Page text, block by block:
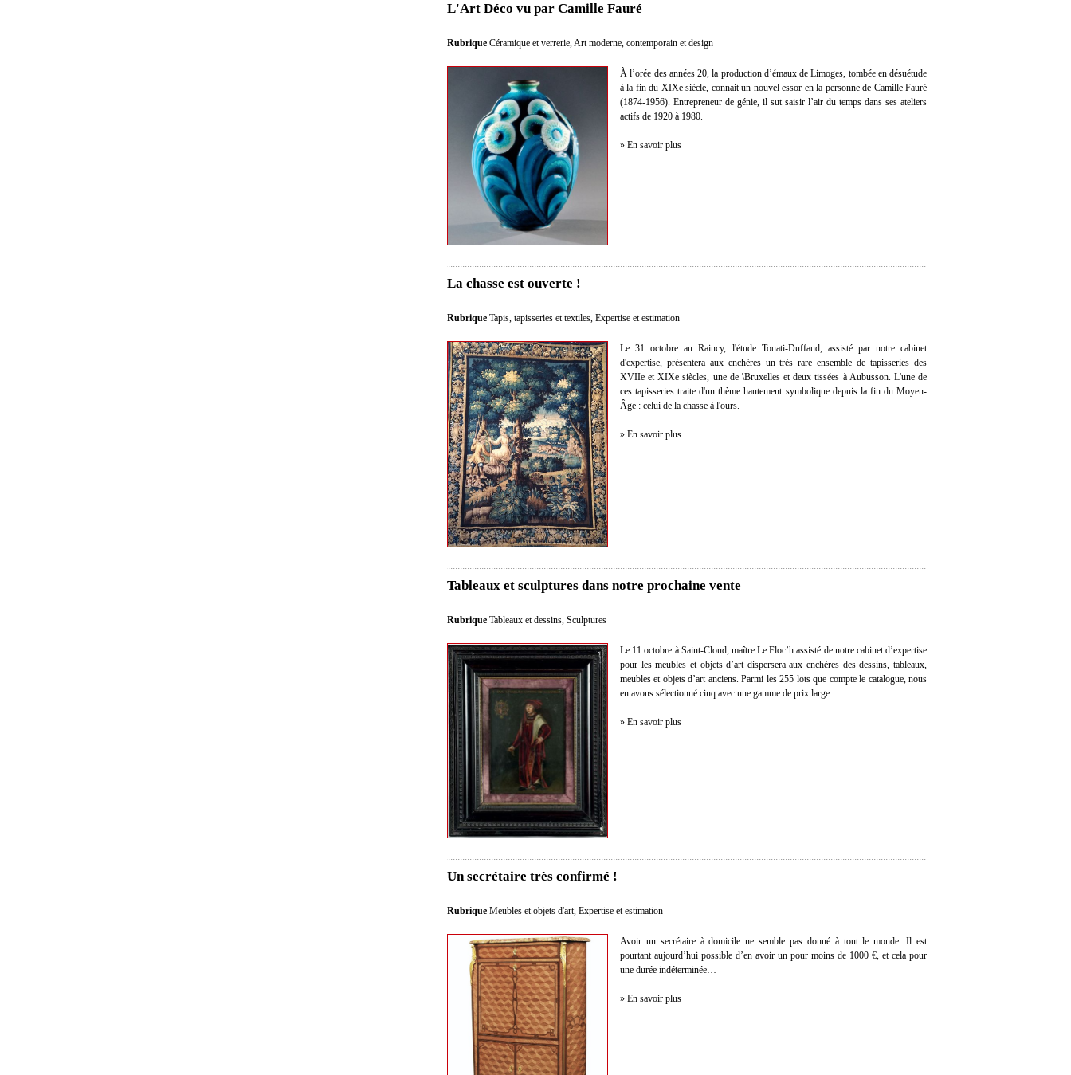
L'Art Déco vu par Camille Fauré
Rubrique Céramique et verrerie,Art moderne, contemporain et design
À l’orée des années 20, la production d’émaux de Limoges, tombée en désuétude
à la fin du XIXe siècle, connait un nouvel essor en la personne de Camille Fauré
(1874-1956). Entrepreneur de génie, il sut saisir l’air du temps dans ses ateliers
actifs de 1920 à 1980.
» En savoir plus
La chasse est ouverte !
Rubrique Tapis, tapisseries et textiles, Expertise et estimation
Le 31 octobre au Raincy, l'étude Touati-Duffaud, assisté par notre cabinet
d'expertise, présentera aux enchères un très rare ensemble de tapisseries des
XVIIe et XIXe siècles, une de \Bruxelles et deux tissées à Aubusson. L'une de
ces tapisseries traite d'un thème hautement symbolique depuis la fin du Moyen-
Âge : celui de la chasse à l'ours.
» En savoir plus
Tableaux et sculptures dans notre prochaine vente
Rubrique Tableaux et dessins, Sculptures
Le 11 octobre à Saint-Cloud, maître Le Floc’h assisté de notre cabinet d’expertise
pour les meubles et objets d’art dispersera aux enchères des dessins, tableaux,
meubles et objets d’art anciens. Parmi les 255 lots que compte le catalogue, nous
en avons sélectionné cinq avec une gamme de prix large.
» En savoir plus
Un secrétaire très confirmé !
Rubrique Meubles et objets d'art Expertise et estimation
Avoir un secrétaire à domicile ne semble pas donné à tout le monde. Il est
pourtant aujourd’hui possible d’en avoir un pour moins de 1000 €, et cela pour
une durée indéterminée…
» En savoir plus